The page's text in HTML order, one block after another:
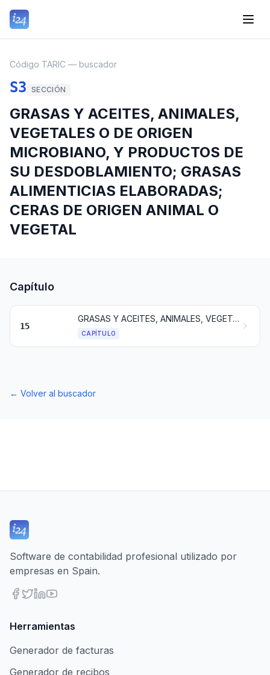
Código TARIC — buscador
S3 SECCIÓN
GRASAS Y ACEITES, ANIMALES,
VEGETALES O DE ORIGEN
MICROBIANO, Y PRODUCTOS DE
SU DESDOBLAMIENTO; GRASAS
ALIMENTICIAS ELABORADAS;
CERAS DE ORIGEN ANIMAL O
VEGETAL
Capítulo
15
GRASAS Y ACEITES, ANIMALES, VEGETALES O DE ORIGEN MICROBIANO, Y PRODUCTOS DE SU DESDOBLAMIENTO; GRASAS ALIMENTICIAS ELABORADAS; CERAS DE ORIGEN ANIMAL O VEGETAL
CAPÍTULO
← Volver al buscador
Software de contabilidad profesional utilizado por
empresas en Spain.
Herramientas
Generador de facturas
Generador de recibos